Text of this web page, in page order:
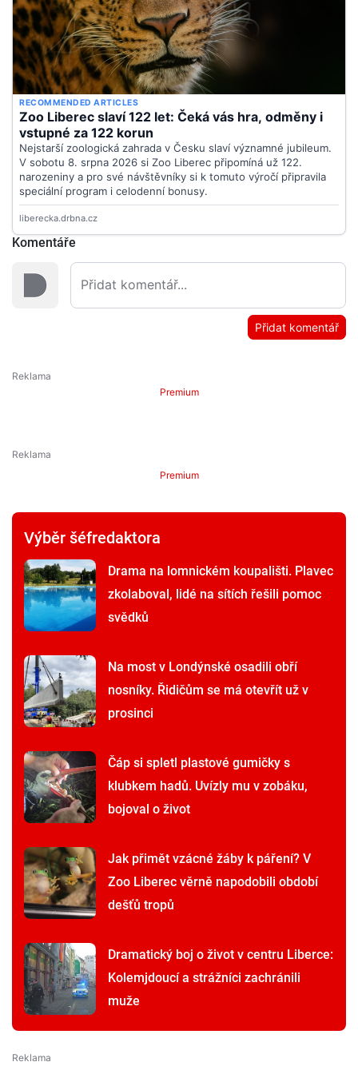
Komentáře
Přidat komentář
Premium
Premium
Výběr šéfredaktora
Drama na lomnickém koupališti. Plavec
zkolaboval, lidé na sítích řešili pomoc
svědků
Na most v Londýnské osadili obří
nosníky. Řidičům se má otevřít už v
prosinci
Čáp si spletl plastové gumičky s
klubkem hadů. Uvízly mu v zobáku,
bojoval o život
Jak přimět vzácné žáby k páření? V
Zoo Liberec věrně napodobili období
dešťů tropů
Dramatický boj o život v centru Liberce:
Kolemjdoucí a strážníci zachránili
muže